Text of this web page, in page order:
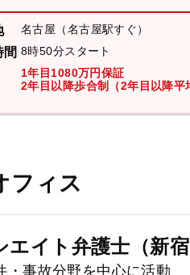
名古屋（名古屋駅すぐ）
間 8時50分スタート
1年目1080万円保証
2年目以降歩合制（2年目以降平
フィス
エイト弁護士（新宿
・事故分野を中心に活動